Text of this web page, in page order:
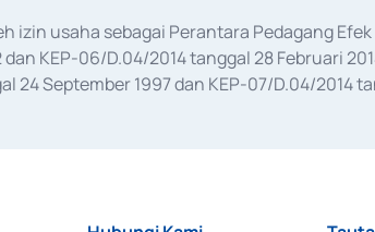
izin usaha sebagai Perantara Pedagang
dan KEP-06/D.04/2014 tanggal 28 Februari
24 September 1997 dan KEP-07/D.04/2014